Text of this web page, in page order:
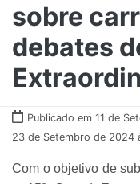
sobre
debates
Publicado em 11 de
23 de Setembro de 2024
Com o objetivo de